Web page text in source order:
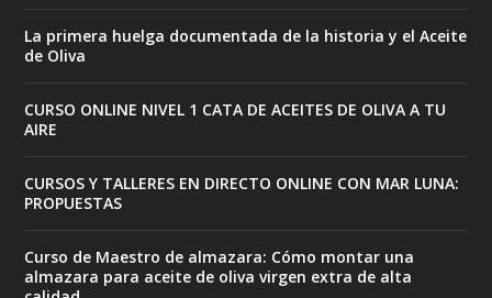
La primera huelga documentada de la historia y el Aceite
de Oliva
CURSO ONLINE NIVEL 1 CATA DE ACEITES DE OLIVA A TU
AIRE
CURSOS Y TALLERES EN DIRECTO ONLINE CON MAR LUNA:
PROPUESTAS
Curso de Maestro de almazara: Cómo montar una
almazara para aceite de oliva virgen extra de alta